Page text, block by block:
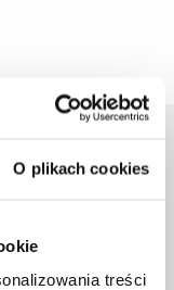
O plikach cookies
treści